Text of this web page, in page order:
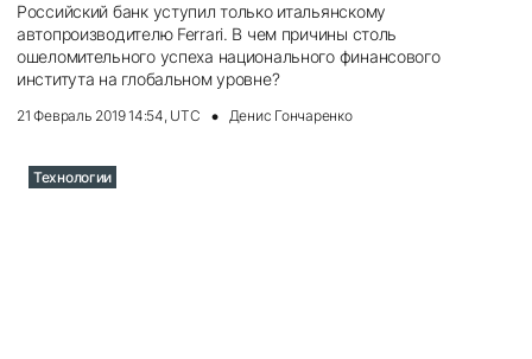
Российский банк уступил только итальянскому
автопроизводителю Ferrari. В чем причины столь
ошеломительного успеха национального финансового
института на глобальном уровне?
21 Февраль 2019 14:54, UTC Денис Гончаренко
Технологии